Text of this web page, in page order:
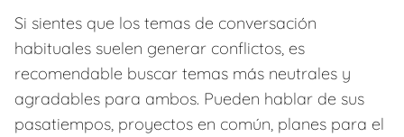
Si sientes que los temas de conversación
habituales suelen generar conflictos, es
recomendable buscar temas más neutrales y
agradables para ambos. Pueden hablar de sus
pasatiempos, proyectos en común, planes para el